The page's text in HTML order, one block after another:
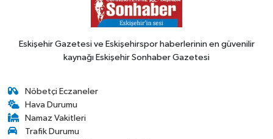
Eskişehir Gazetesi ve Eskişehirspor haberlerinin en güvenilir
kaynağı Eskişehir Sonhaber Gazetesi
Nöbetçi Eczaneler
Hava Durumu
Namaz Vakitleri
Trafik Durumu